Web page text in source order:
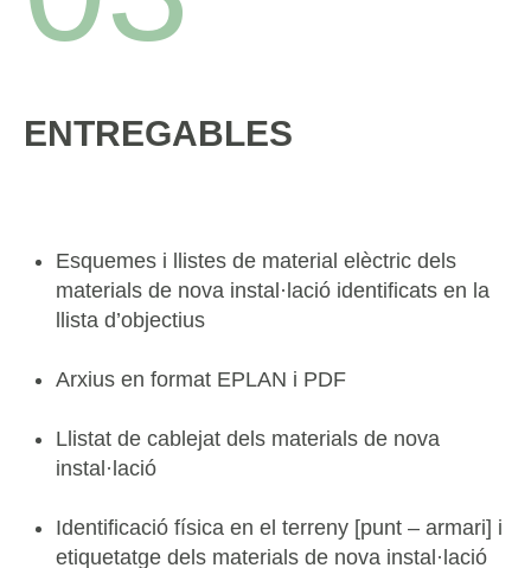
ENTREGABLES
Esquemes i llistes de material elèctric dels
materials de nova instal·lació identificats en la
llista d’objectius
Arxius en format EPLAN i PDF
Llistat de cablejat dels materials de nova
instal·lació
Identificació física en el terreny [punt – armari] i
etiquetatge dels materials de nova instal·lació